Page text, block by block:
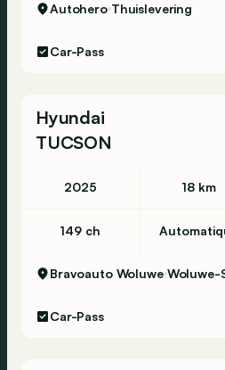
Autohero Thuislevering
Car-Pass
Hyundai
TUCSON
2025 18 km
149 ch
Bravoauto Woluwe Woluwe-
Car-Pass